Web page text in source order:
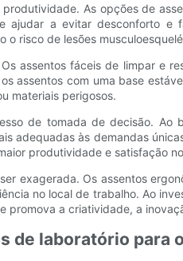
As opções de
a evitar desconforto
risco de lesões
assentos fáceis de limpar e
assentos com uma base
materiais perigosos.
de tomada de decisão.
adequadas às demandas
produtividade e satisfação
exagerada. Os assentos
no local de trabalho. Ao
promova a criatividade, a
de laboratório para